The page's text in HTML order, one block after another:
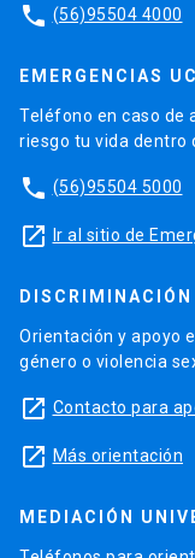
phone (56)95504 4000
EMERGENCIAS UC
Teléfono en caso de
riesgo tu vida dentro
phone (56)95504 5000
launch Ir al sitio de
Orientación y apoyo
género o violencia
launch Contacto para
launch Más orientación
MEDIACIÓN